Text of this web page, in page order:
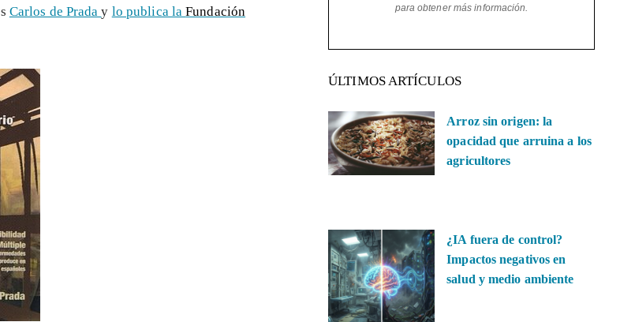
Carlos de Praday lo publica laFundación
para obtener más información.
ÚLTIMOS ARTÍCULOS
Arroz sin origen: la
opacidad que arruina a los
agricultores
¿IA fuera de control?
Impactos negativos en
salud y medio ambiente